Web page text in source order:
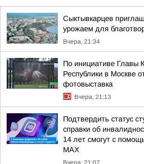
Сыктывкарцев
урожаем для
Вчера, 21:34
По инициативе Главы
Республики в Москве
фотовыставка
Вчера, 21:13
Подтвердить статус
справки об
14 лет смогут с
МAX
Вчера, 21:07